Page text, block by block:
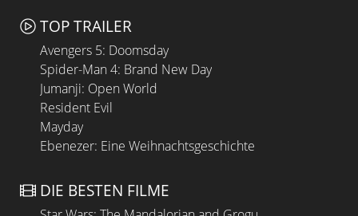
TOP TRAILER
Avengers 5: Doomsday
Spider-Man 4: Brand New Day
Jumanji: Open World
Resident Evil
Mayday
Ebenezer: Eine Weihnachtsgeschichte
DIE BESTEN FILME